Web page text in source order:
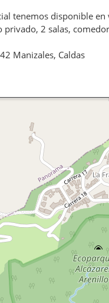
tenemos disponible
privado, 2 salas,
Manizales, Caldas